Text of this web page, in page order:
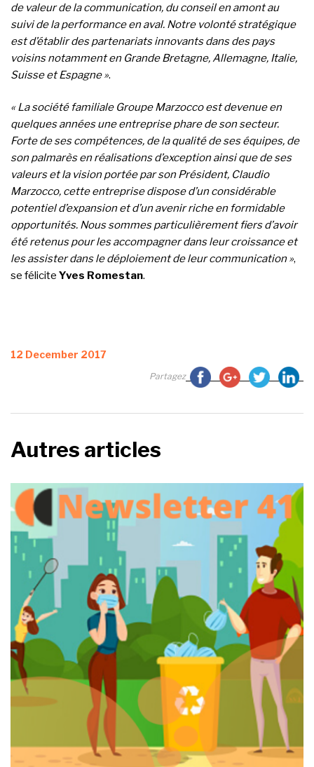
de valeur de la communication, du conseil en amont au
suivi de la performance en aval. Notre volonté stratégique
est d’établir des partenariats innovants dans des pays
voisins notamment en Grande Bretagne, Allemagne, Italie,
Suisse et Espagne ».
« La société familiale Groupe Marzocco est devenue en
quelques années une entreprise phare de son secteur.
Forte de ses compétences, de la qualité de ses équipes, de
son palmarès en réalisations d’exception ainsi que de ses
valeurs et la vision portée par son Président, Claudio
Marzocco, cette entreprise dispose d’un considérable
potentiel d’expansion et d’un avenir riche en formidable
opportunités. Nous sommes particulièrement fiers d’avoir
été retenus pour les accompagner dans leur croissance et
les assister dans le déploiement de leur communication »,
se félicite Yves Romestan.
Posted
12 December 2017
Partagez
Autres articles